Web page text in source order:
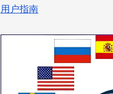
用户指南